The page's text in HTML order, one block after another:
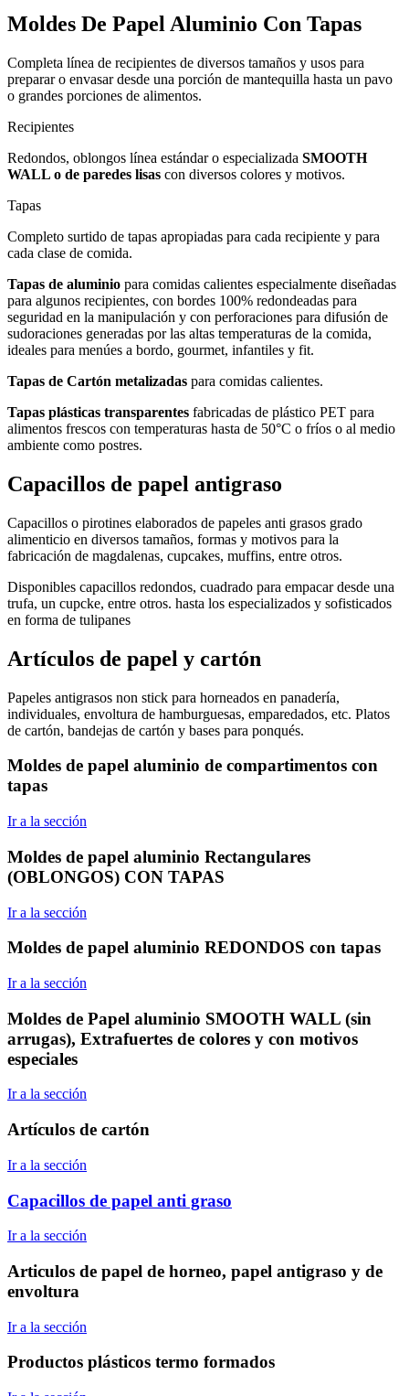
Moldes De Papel Aluminio Con Tapas
Completa línea de recipientes de diversos tamaños y usos para
preparar o envasar desde una porción de mantequilla hasta un pavo
o grandes porciones de alimentos.
Recipientes
Redondos, oblongos línea estándar o especializada SMOOTH
WALL o de paredes lisas con diversos colores y motivos.
Tapas
Completo surtido de tapas apropiadas para cada recipiente y para
cada clase de comida.
Tapas de aluminio para comidas calientes especialmente diseñadas
para algunos recipientes, con bordes 100% redondeadas para
seguridad en la manipulación y con perforaciones para difusión de
sudoraciones generadas por las altas temperaturas de la comida,
ideales para menúes a bordo, gourmet, infantiles y fit.
Tapas de Cartón metalizadas para comidas calientes.
Tapas plásticas transparentes fabricadas de plástico PET para
alimentos frescos con temperaturas hasta de 50°C o fríos o al medio
ambiente como postres.
Capacillos de papel antigraso
Capacillos o pirotines elaborados de papeles anti grasos grado
alimenticio en diversos tamaños, formas y motivos para la
fabricación de magdalenas, cupcakes, muffins, entre otros.
Disponibles capacillos redondos, cuadrado para empacar desde una
trufa, un cupcke, entre otros. hasta los especializados y sofisticados
en forma de tulipanes
Artículos de papel y cartón
Papeles antigrasos non stick para horneados en panadería,
individuales, envoltura de hamburguesas, emparedados, etc. Platos
de cartón, bandejas de cartón y bases para ponqués.
Moldes de papel aluminio de compartimentos con
tapas
Ir a la sección
Moldes de papel aluminio Rectangulares
(OBLONGOS) CON TAPAS
Ir a la sección
Moldes de papel aluminio REDONDOS con tapas
Ir a la sección
Moldes de Papel aluminio SMOOTH WALL (sin
arrugas), Extrafuertes de colores y con motivos
especiales
Ir a la sección
Artículos de cartón
Ir a la sección
Capacillos de papel anti graso
Ir a la sección
Articulos de papel de horneo, papel antigraso y de
envoltura
Ir a la sección
Productos plásticos termo formados